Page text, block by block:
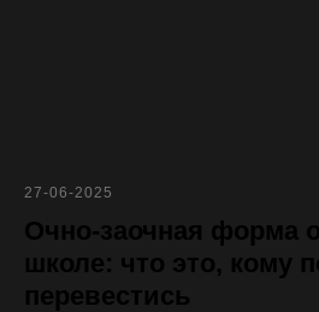
27-06-2025
Очно-заочная форма
школе: что это, кому
перевестись